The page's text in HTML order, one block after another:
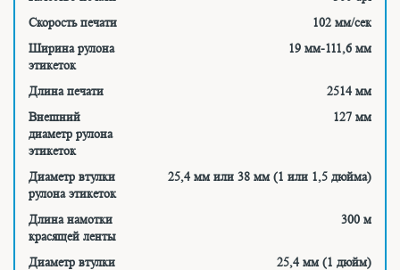
Скорость печати
102 мм/сек
Ширина рулона
этикеток
19 мм-111,6 мм
Длина печати
2514 мм
Внешний
диаметр рулона
этикеток
127 мм
Диаметр втулки
рулона этикеток
25,4 мм или 38 мм (1 или 1,5 дюйма)
Длина намотки
красящей ленты
300 м
Диаметр втулки
25,4 мм (1 дюйм)